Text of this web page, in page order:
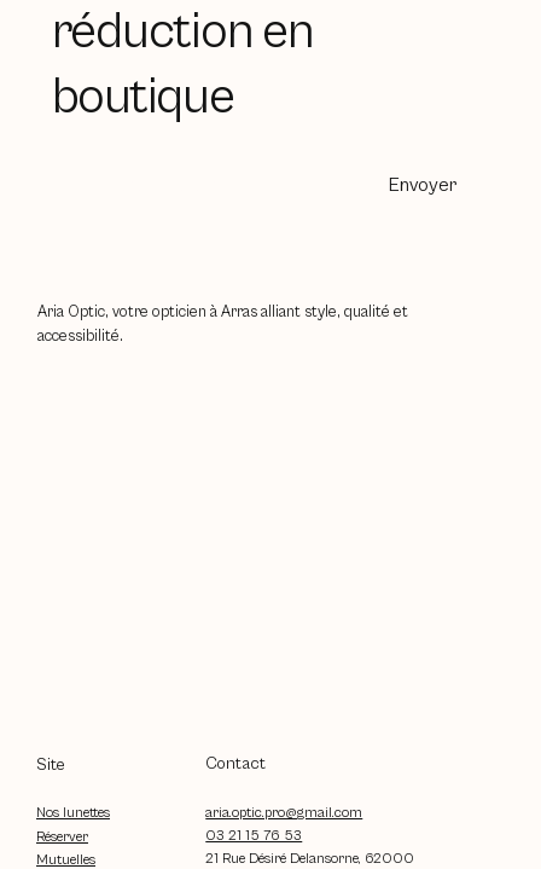
réduction en
boutique
Envoyer
Aria Optic, votre opticien à Arras alliant style, qualité et
accessibilité.
Site
Nos lunettes
Réserver
Mutuelles
Contact
aria.optic.pro@gmail.com
03 21 15 76 53
21 Rue Désiré Delansorne, 62000